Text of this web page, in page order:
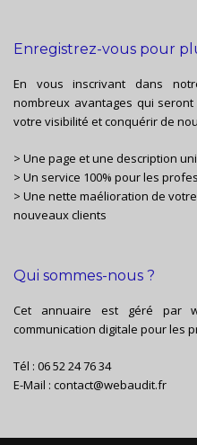
Enregistrez-vous pour
En vous inscrivant dans
nombreux avantages qui
votre visibilité et conquérir de
> Une page et une description
> Un service 100% pour les
> Une nette maélioration de
nouveaux clients
Qui sommes-nous ?
Cet annuaire est géré par
communication digitale pour les
Tél : 06 52 24 76 34
E-Mail : contact@webaudit.fr